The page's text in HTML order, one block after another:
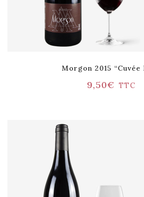
Morgon 2015 “Cuvée
9,50€ TTC